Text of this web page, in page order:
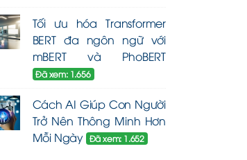
Tối ưu hóa Transformer
BERT đa ngôn ngữ với
mBERT và PhoBERT
Đã xem: 1.656
Cách AI Giúp Con Người
Trở Nên Thông Minh Hơn
Mỗi Ngày Đã xem: 1.652